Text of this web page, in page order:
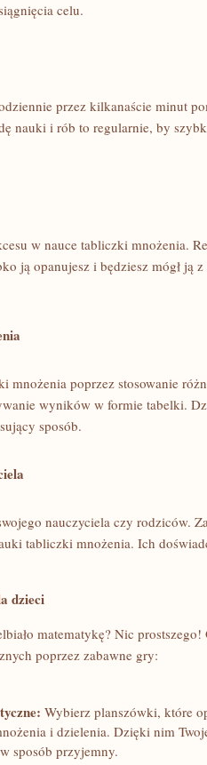
celu.
przez kilkanaście ‍minut
nauki⁣ i rób to regularnie, by
w nauce tabliczki mnożenia.
ją opanujesz i będziesz mógł ⁣ją
mnożenia‍ poprzez stosowanie
wyników w formie tabelki.
sposób.
nauczyciela‌ czy rodziców.
tabliczki mnożenia. Ich
dzieci
matematykę? Nic‍
poprzez ‍zabawne gry:
Wybierz planszówki, ⁢które
i dzielenia. Dzięki nim
sposób przyjemny.